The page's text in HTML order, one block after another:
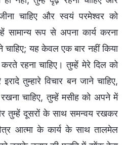
चाहिए और स्वयं परमेश्वर को
सामान्य रूप से अपना कार्य करना
चाहिए; यह केवल एक बार नहीं किया
रहना चाहिए। तुम्हें मेरे दिल को
तुम्हारे विचार बन जाने चाहिए,
चाहिए, तुम्हें मसीह को अपने में
तुम्हें दूसरों के साथ समन्वय रखकर
आत्मा के कार्य के साथ तालमेल